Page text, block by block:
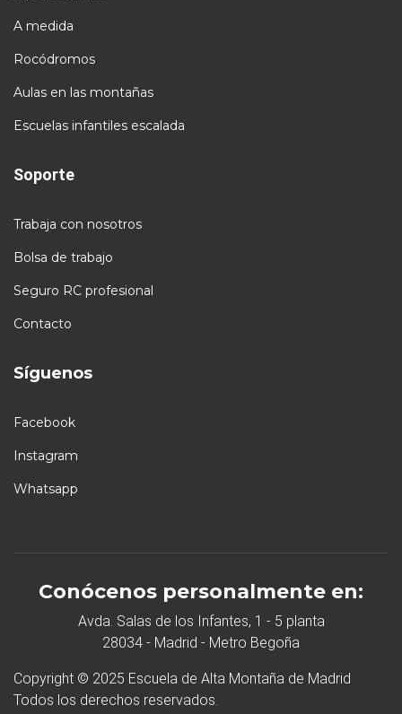
A medida
Rocódromos
Aulas en las montañas
Escuelas infantiles escalada
Soporte
Trabaja con nosotros
Bolsa de trabajo
Seguro RC profesional
Contacto
Síguenos
Facebook
Instagram
Whatsapp
Conócenos personalmente en:
Avda. Salas de los Infantes, 1 - 5 planta
28034 - Madrid - Metro Begoña
Copyright © 2025 Escuela de Alta Montaña de Madrid
Todos los derechos reservados.